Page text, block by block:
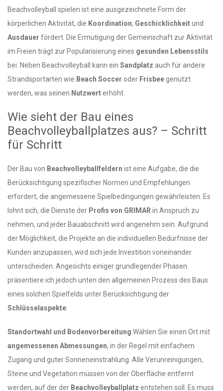
Beachvolleyball spielen ist eine ausgezeichnete Form der
körperlichen Aktivität, die Koordination, Geschicklichkeitund
Ausdauer fördert. Die Ermutigung der Gemeinschaft zur Aktivität
im Freien trägt zur Popularisierung eines gesunden Lebensstils
bei. Neben Beachvolleyball kann ein Sandplatz auch für andere
Strandsportarten wie Beach Soccer oder Frisbeegenutzt
werden, was seinen Nutzwerterhöht.
Wie sieht der Bau eines
Beachvolleyballplatzes aus? – Schritt
für Schritt
Der Bau von Beachvolleyballfeldern ist eine Aufgabe, die die
Berücksichtigung spezifischer Normen und Empfehlungen
erfordert, die angemessene Spielbedingungen gewährleisten. Es
lohnt sich, die Dienste der Profis von GRIMAR in Anspruch zu
nehmen, und jeder Bauabschnitt wird angenehm sein. Aufgrund
der Möglichkeit, die Projekte an die individuellen Bedürfnisse der
Kunden anzupassen, wird sich jede Investition voneinander
unterscheiden. Angesichts einiger grundlegender Phasen
präsentiere ich jedoch unten den allgemeinen Prozess des Baus
eines solchen Spielfelds unter Berücksichtigung der
Schlüsselaspekte:
Standortwahl und Bodenvorbereitung Wählen Sie einen Ort mit
angemessenen Abmessungen, in der Regel mit einfachem
Zugang und guter Sonneneinstrahlung. Alle Verunreinigungen,
Steine und Vegetation müssen von der Oberfläche entfernt
werden, auf der der Beachvolleyballplatz entstehen soll. Es muss